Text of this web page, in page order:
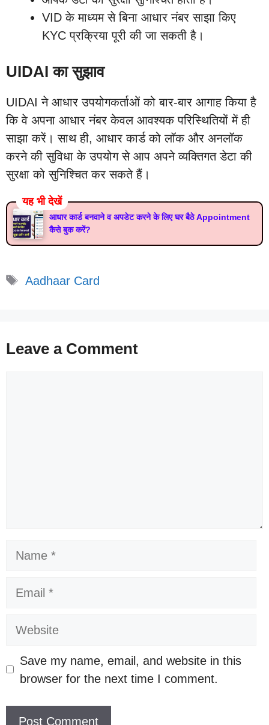
VID के माध्यम से बिना आधार नंबर साझा किए
KYC प्रक्रिया पूरी की जा सकती है।
UIDAI का सुझाव
UIDAI ने आधार उपयोगकर्ताओं को बार-बार आगाह किया है
कि वे अपना आधार नंबर केवल आवश्यक परिस्थितियों में ही
साझा करें। साथ ही, आधार कार्ड को लॉक और अनलॉक
करने की सुविधा के उपयोग से आप अपने व्यक्तिगत डेटा की
सुरक्षा को सुनिश्चित कर सकते हैं।
यह भी देखें
आधार कार्ड बनवाने व अपडेट करने के लिए घर बैठे Appointment
कैसे बुक करें?
Tags
Aadhaar Card
Leave a Comment
Name
Email
Website
Save my name, email, and website in this
browser for the next time I comment.